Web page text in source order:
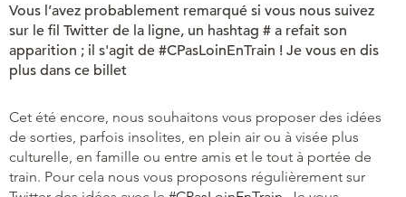
Vous l’avez probablement remarqué si vous nous suivez
sur le fil Twitter de la ligne, un hashtag # a refait son
apparition ; il s'agit de #CPasLoinEnTrain ! Je vous en dis
plus dans ce billet
Cet été encore, nous souhaitons vous proposer des idées
de sorties, parfois insolites, en plein air ou à visée plus
culturelle, en famille ou entre amis et le tout à portée de
train. Pour cela nous vous proposons régulièrement sur